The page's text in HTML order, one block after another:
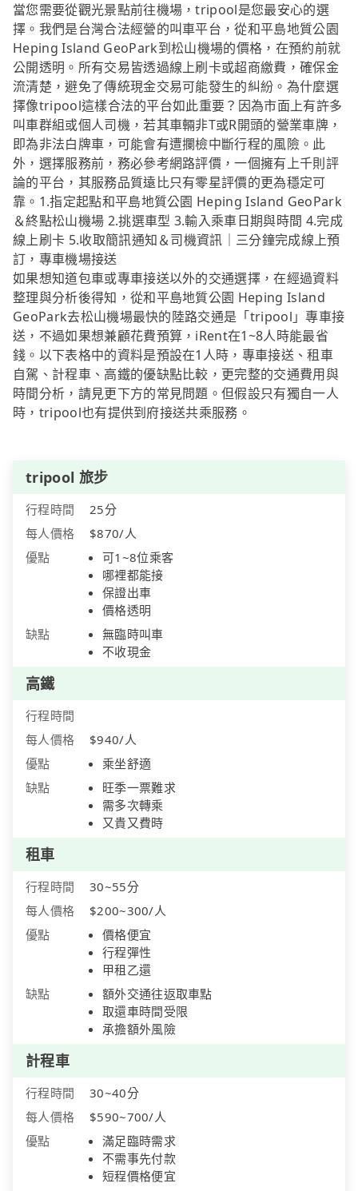
當您需要從觀光景點前往機場，tripool是您最安心的選
擇。我們是台灣合法經營的叫車平台，從和平島地質公園
Heping Island GeoPark到松山機場的價格，在預約前就
公開透明。所有交易皆透過線上刷卡或超商繳費，確保金
流清楚，避免了傳統現金交易可能發生的糾紛。為什麼選
擇像tripool這樣合法的平台如此重要？因為市面上有許多
叫車群組或個人司機，若其車輛非T或R開頭的營業車牌，
即為非法白牌車，可能會有遭攔檢中斷行程的風險。此
外，選擇服務前，務必參考網路評價，一個擁有上千則評
論的平台，其服務品質遠比只有零星評價的更為穩定可
靠。1.指定起點和平島地質公園 Heping Island GeoPark
＆終點松山機場 2.挑選車型 3.輸入乘車日期與時間 4.完成
線上刷卡 5.收取簡訊通知＆司機資訊｜三分鐘完成線上預
訂，專車機場接送
如果想知道包車或專車接送以外的交通選擇，在經過資料
整理與分析後得知，從和平島地質公園 Heping Island
GeoPark去松山機場最快的陸路交通是「tripool」專車接
送，不過如果想兼顧花費預算，iRent在1~8人時能最省
錢。以下表格中的資料是預設在1人時，專車接送、租車
自駕、計程車、高鐵的優缺點比較，更完整的交通費用與
時間分析，請見更下方的常見問題。但假設只有獨自一人
時，tripool也有提供到府接送共乘服務。
tripool 旅步
行程時間
25分
每人價格
$870/人
優點
可1~8位乘客
哪裡都能接
保證出車
價格透明
缺點
無臨時叫車
不收現金
高鐵
行程時間
每人價格
$940/人
優點
乘坐舒適
缺點
旺季一票難求
需多次轉乘
又貴又費時
租車
行程時間
30~55分
每人價格
$200~300/人
優點
價格便宜
行程彈性
甲租乙還
缺點
額外交通往返取車點
取還車時間受限
承擔額外風險
計程車
行程時間
30~40分
每人價格
$590~700/人
優點
滿足臨時需求
不需事先付款
短程價格便宜